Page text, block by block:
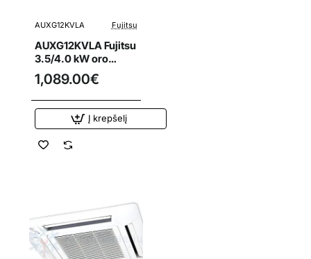
AUXG12KVLA Fujitsu
AUXG12KVLA Fujitsu
3.5/4.0 kW oro
kondicionieriaus
kasetinis vidinis
blokas
1,089.00€
Į krepšelį